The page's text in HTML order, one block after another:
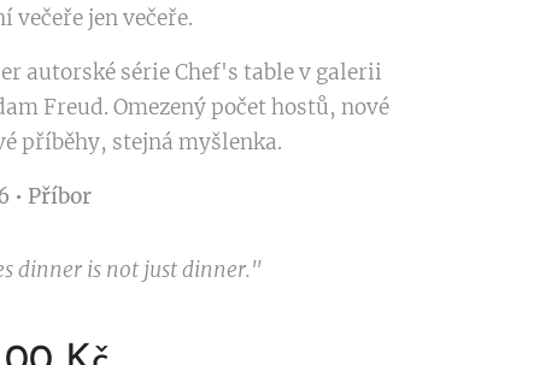
večeře jen večeře.
autorské série Chef's table v galerii
Freud. Omezený počet hostů, nové
příběhy, stejná myšlenka.
• Příbor
dinner is not just dinner."